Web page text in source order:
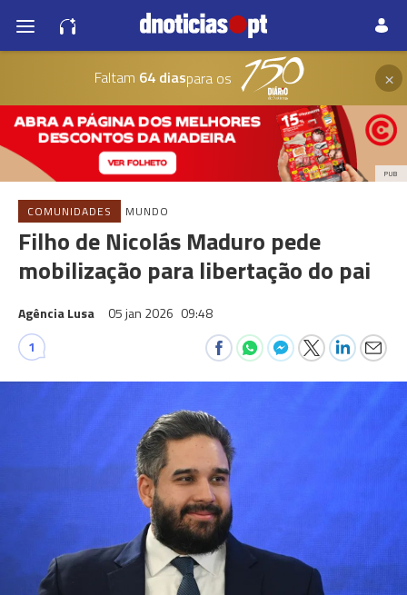
Faltam 64 diaspara os ×
PUB
COMUNIDADES MUNDO
Filho de Nicolás Maduro pede
mobilização para libertação do pai
Agência Lusa 05 jan 2026 09:48
1